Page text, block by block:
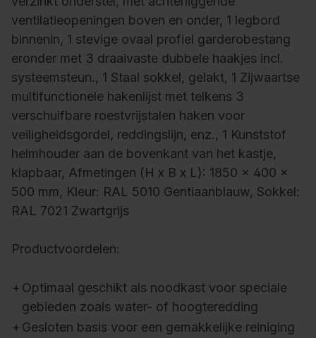
ventilatieopeningen boven en onder, 1 legbord
binnenin, 1 stevige ovaal profiel garderobestang
eronder met 3 draaivaste dubbele haakjes incl.
systeemsteun., 1 Staal sokkel, gelakt, 1 Zijwaartse
multifunctionele hakenlijst met telkens 3
verschuifbare roestvrijstalen haken voor
veiligheidsgordel, reddingslijn, enz., 1 Kunststof
helmhouder aan de bovenkant van het kastje,
klapbaar, Afmetingen (H x B x L): 1850 x 400 x
500 mm, Kleur: RAL 5010 Gentiaanblauw, Sokkel:
RAL 7021 Zwartgrijs
Productvoordelen:
+ Optimaal geschikt als noodkast voor speciale
gebieden zoals water- of hoogteredding
+ Gesloten basis voor een gemakkelijke reiniging